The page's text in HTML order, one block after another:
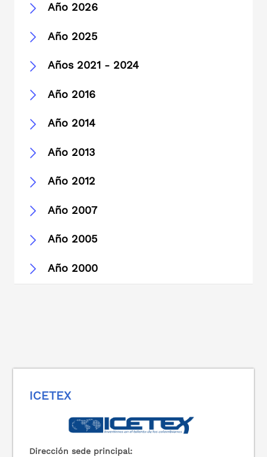
Año 2026
Año 2025
Años 2021 - 2024
Año 2016
Año 2014
Año 2013
Año 2012
Año 2007
Año 2005
Año 2000
ICETEX
Dirección sede principal: